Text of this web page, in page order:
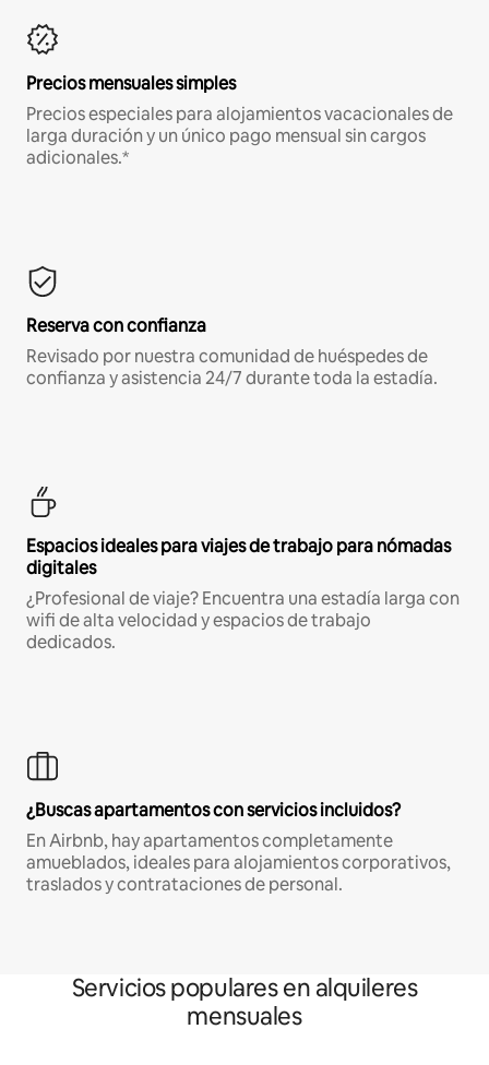
Precios mensuales simples
Precios especiales para alojamientos vacacionales de
larga duración y un único pago mensual sin cargos
adicionales.*
Reserva con confianza
Revisado por nuestra comunidad de huéspedes de
confianza y asistencia 24/7 durante toda la estadía.
Espacios ideales para viajes de trabajo para nómadas
digitales
¿Profesional de viaje? Encuentra una estadía larga con
wifi de alta velocidad y espacios de trabajo
dedicados.
¿Buscas apartamentos con servicios incluidos?
En Airbnb, hay apartamentos completamente
amueblados, ideales para alojamientos corporativos,
traslados y contrataciones de personal.
Servicios populares en alquileres
mensuales